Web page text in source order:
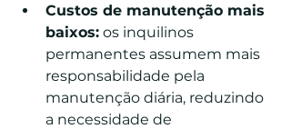
Custos de manutenção mais
baixos: os inquilinos
permanentes assumem mais
responsabilidade pela
manutenção diária, reduzindo
a necessidade de